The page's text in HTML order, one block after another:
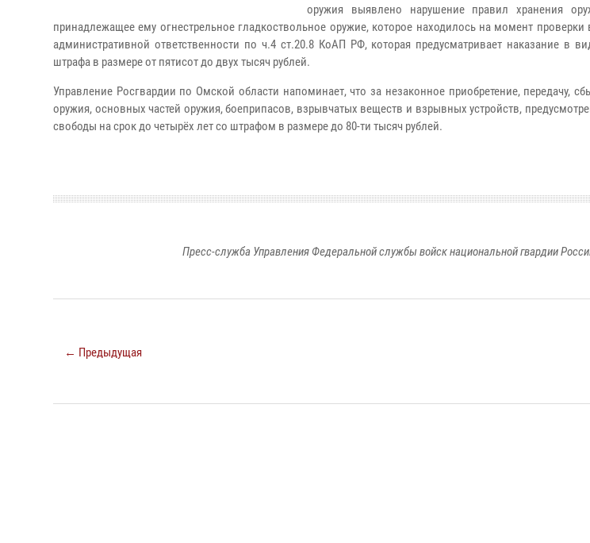
оружия выявлено нарушение правил хранения
принадлежащее ему огнестрельное гладкоствольное оружие, которое находилось на момент
административной ответственности по ч.4 ст.20.8 КоАП РФ, которая предусматривает наказание в
штрафа в размере от пятисот до двух тысяч рублей.
Управление Росгвардии по Омской области напоминает, что за незаконное приобретение, передачу,
оружия, основных частей оружия, боеприпасов, взрывчатых веществ и взрывных устройств,
свободы на срок до четырёх лет со штрафом в размере до 80-ти тысяч рублей.
Пресс-служба Управления Федеральной службы войск национальной гвардии
← Предыдущая